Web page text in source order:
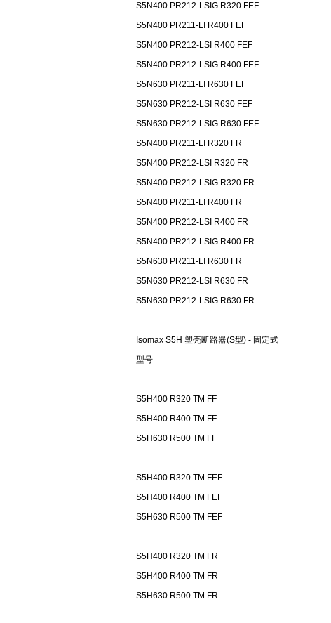
S5N400 PR212-LSIG R320 FEF
S5N400 PR211-LI R400 FEF
S5N400 PR212-LSI R400 FEF
S5N400 PR212-LSIG R400 FEF
S5N630 PR211-LI R630 FEF
S5N630 PR212-LSI R630 FEF
S5N630 PR212-LSIG R630 FEF
S5N400 PR211-LI R320 FR
S5N400 PR212-LSI R320 FR
S5N400 PR212-LSIG R320 FR
S5N400 PR211-LI R400 FR
S5N400 PR212-LSI R400 FR
S5N400 PR212-LSIG R400 FR
S5N630 PR211-LI R630 FR
S5N630 PR212-LSI R630 FR
S5N630 PR212-LSIG R630 FR
Isomax S5H 塑壳断路器(S型) - 固定式
型号
S5H400 R320 TM FF
S5H400 R400 TM FF
S5H630 R500 TM FF
S5H400 R320 TM FEF
S5H400 R400 TM FEF
S5H630 R500 TM FEF
S5H400 R320 TM FR
S5H400 R400 TM FR
S5H630 R500 TM FR